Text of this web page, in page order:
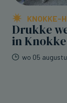
KNOKKE-
Drukke
in Knokke
wo 05